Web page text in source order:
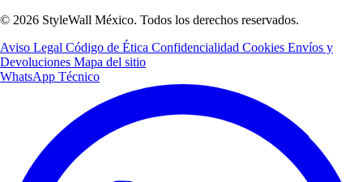
© 2026 StyleWall México. Todos los derechos reservados.
Aviso Legal Código de Ética Confidencialidad Cookies Envíos y
Devoluciones Mapa del sitio
WhatsApp Técnico